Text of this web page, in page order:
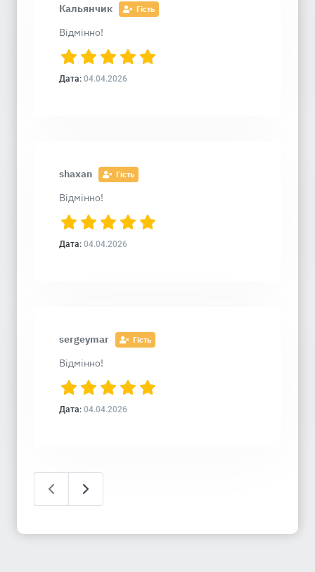
Кальянчик Гість
Відмінно!
Дата: 04.04.2026
shaxan Гість
Відмінно!
Дата: 04.04.2026
sergeymar Гість
Відмінно!
Дата: 04.04.2026